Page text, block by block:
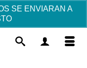
SE ENVIARAN A